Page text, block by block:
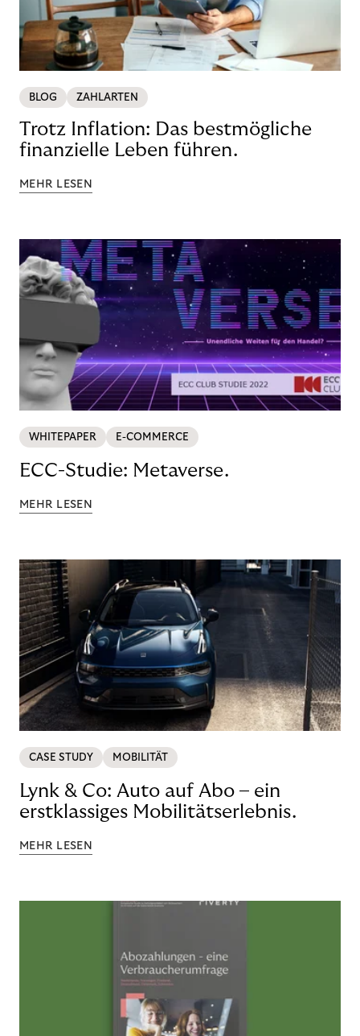
BLOG ZAHLARTEN
Trotz Inflation: Das bestmögliche
finanzielle Leben führen.
MEHR LESEN
WHITEPAPER E-COMMERCE
ECC-Studie: Metaverse.
MEHR LESEN
CASE STUDY MOBILITÄT
Lynk & Co: Auto auf Abo – ein
erstklassiges Mobilitätserlebnis.
MEHR LESEN